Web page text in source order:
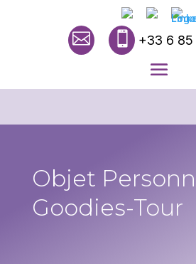
  +33 6 85
Objet
Goodies-Tour